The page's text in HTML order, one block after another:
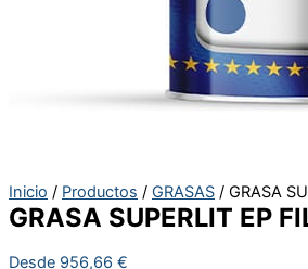
Inicio / Productos / GRASAS / GRASA
GRASA SUPERLIT EP
Desde 956,66 €